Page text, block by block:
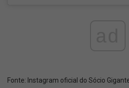
Fonte: Instagram oficial do Sócio